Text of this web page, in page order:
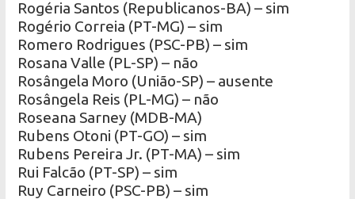
Rogéria Santos (Republicanos-BA) – sim
Rogério Correia (PT-MG) – sim
Romero Rodrigues (PSC-PB) – sim
Rosana Valle (PL-SP) – não
Rosângela Moro (União-SP) – ausente
Rosângela Reis (PL-MG) – não
Roseana Sarney (MDB-MA)
Rubens Otoni (PT-GO) – sim
Rubens Pereira Jr. (PT-MA) – sim
Rui Falcão (PT-SP) – sim
Ruy Carneiro (PSC-PB) – sim